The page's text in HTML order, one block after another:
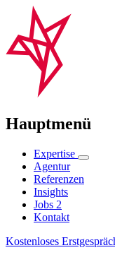
Hauptmenü
Expertise
Agentur
Referenzen
Insights
Jobs 2
Kontakt
Kostenloses